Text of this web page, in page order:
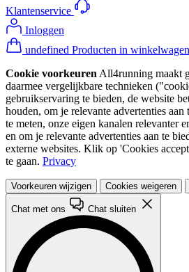
Klantenservice
Inloggen
undefined Producten in winkelwagen
Cookie voorkeuren All4running maakt
daarmee vergelijkbare technieken
gebruikservaring te bieden, de website
houden, om je relevante advertenties
te meten, onze eigen kanalen relevanter
en om je relevante advertenties aan te
externe websites. Klik op 'Cookies
te gaan. Privacy
Voorkeuren wijzigen Cookies weigeren
Chat met ons Chat sluiten